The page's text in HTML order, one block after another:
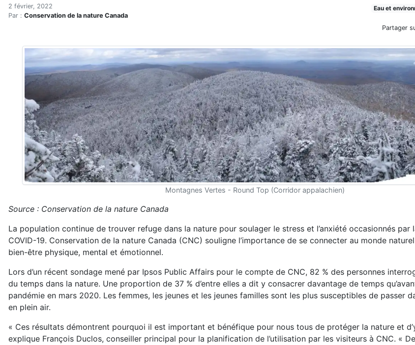
Accueil
Articles
La nature, un refuge en temps de pandémie
La nature, un refuge en temps de pandémie
2 février, 2022
Par : Conservation de la nature Canada
Eau et
Partager
Montagnes Vertes - Round Top (Corridor appalachien)
Source : Conservation de la nature Canada
La population continue de trouver refuge dans la nature pour soulager le stress et l’anxiété occasionnés par
COVID-19. Conservation de la nature Canada (CNC) souligne l’importance de se connecter au monde
bien-être physique, mental et émotionnel.
Lors d’un récent sondage mené par Ipsos Public Affairs pour le compte de CNC, 82 % des personnes
du temps dans la nature. Une proportion de 37 % d’entre elles a dit y consacrer davantage de temps
pandémie en mars 2020. Les femmes, les jeunes et les jeunes familles sont les plus susceptibles de passer
en plein air.
« Ces résultats démontrent pourquoi il est important et bénéfique pour nous tous de protéger la nature et
explique François Duclos, conseiller principal pour la planification de l’utilisation par les visiteurs à CNC. «